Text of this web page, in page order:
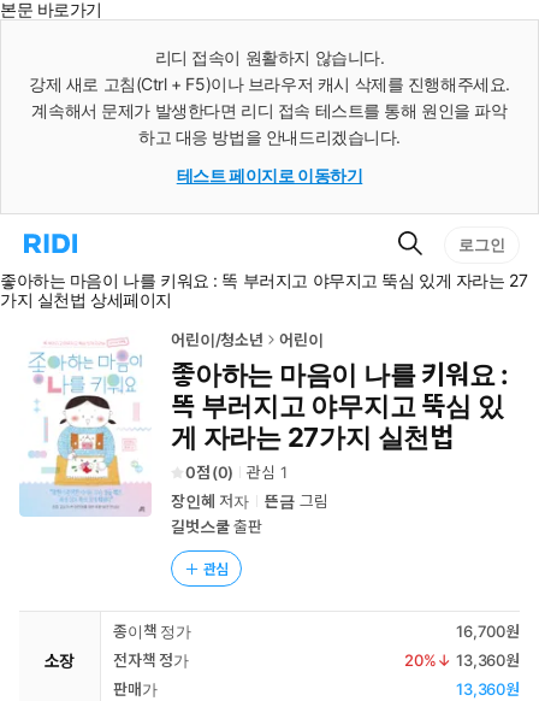
본문 바로가기
리디 접속이 원활하지 않습니다.
강제 새로 고침(Ctrl + F5)이나 브라우저 캐시 삭제를 진행해주세요.
계속해서 문제가 발생한다면 리디 접속 테스트를 통해 원인을 파악
하고 대응 방법을 안내드리겠습니다.
테스트 페이지로 이동하기
리
홈
으
동
검
색
로그인
좋아하는 마음이 나를 키워요 : 똑 부러지고 야무지고 뚝심 있게 자라는 27
가지 실천법 상세페이지
어린이/청소년 어린이
좋아하는 마음이 나를 키워요 :
똑 부러지고 야무지고 뚝심 있
게 자라는 27가지 실천법
0 (0) 관심 1
장인혜 저자 뜬금 그림
길벗스쿨출판
관심
소장
종이책 정가
16,700원
전자책 정가
20%↓ 13,360원
판매가
13,360원